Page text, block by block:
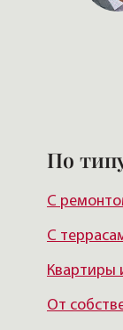
По
С
С
Квартиры
От